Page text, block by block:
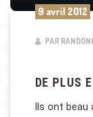
9 avril 2012
PAR
DE PLUS
Ils ont